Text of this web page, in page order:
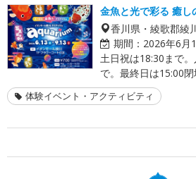
金魚と光で彩る 癒し
香川県・綾歌郡綾
期間： 2026年6月
土日祝は18:30まで
で。最終日は15:00閉
体験イベント・アクティビティ